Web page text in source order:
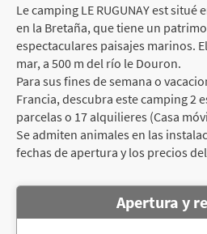
Le camping LE RUGUNAY est
en la Bretaña, que tiene un
espectaculares paisajes marinos.
mar, a 500 m del río le Douron.
Para sus fines de semana o
Francia, descubra este camping 2
parcelas o 17 alquilieres (Casa
Se admiten animales en las
fechas de apertura y los precios
Apertura y